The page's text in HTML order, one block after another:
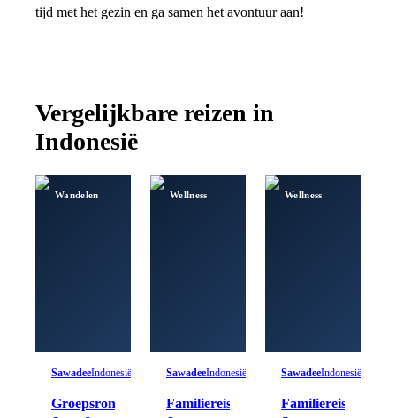
tijd met het gezin en ga samen het avontuur aan!
Vergelijkbare reizen in
Indonesië
Wandelen
SawadeeIndonesië
Groepsrondreis
Wellness
SawadeeIndonesië
Familiereis
Wellness
SawadeeIndonesië
Familiereis